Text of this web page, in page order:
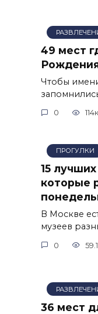
49 мест
Чтобы
0
ПРОГУЛКИ
15
которые
В Москве
музеев
0
36 мест